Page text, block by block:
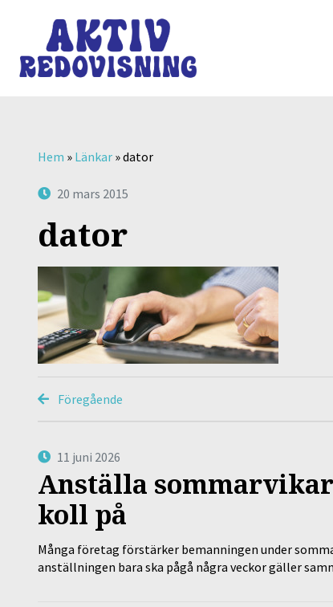
Hem » Länkar »dator
20 mars 2015
dator
Föregående
11 juni 2026
Anställa
koll på
Många företag förstärker bemanningen under
anställningen bara ska pågå några veckor gäller